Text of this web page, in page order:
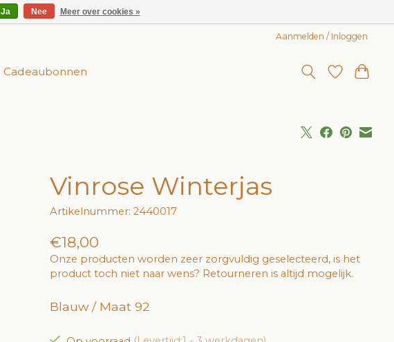
Aanmelden / Inloggen
Cadeaubonnen
Vinrose Winterjas
Artikelnummer: 2440017
€18,00
Onze producten worden zeer zorgvuldig geselecteerd, is het
product toch niet naar wens? Retourneren is altijd mogelijk.
Blauw / Maat 92
Ja Nee Meer over cookies »